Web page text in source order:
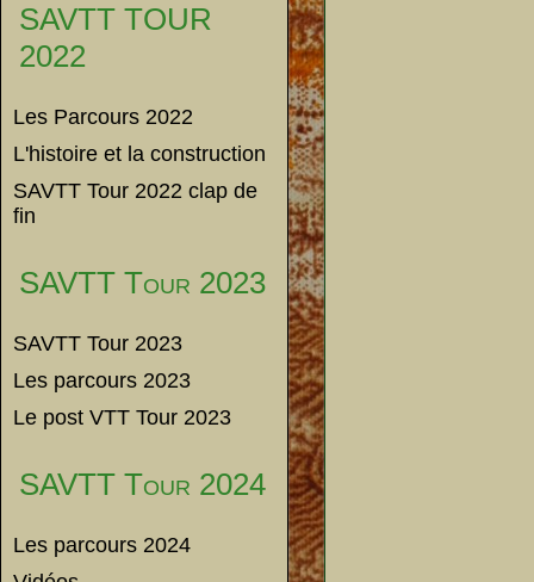
SAVTT TOUR
2022
Les Parcours 2022
L'histoire et la construction
SAVTT Tour 2022 clap de
fin
SAVTT Tour 2023
SAVTT Tour 2023
Les parcours 2023
Le post VTT Tour 2023
SAVTT Tour 2024
Les parcours 2024